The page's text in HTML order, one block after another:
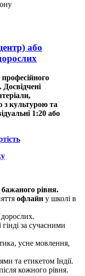
або
Досвідчені
з культурою та
1:20 або
бажаного рівня.
офлайн у школі в
дорослих.
за сучасними
усне мовлення,
та етикетом Індії.
кожного рівня.